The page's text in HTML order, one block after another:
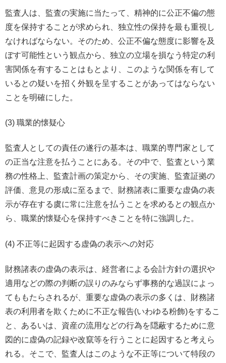
監査人は、監査の実施に当たって、精神的に公正不偏の態
度を保持することが求められ、独立性の保持を最も重視し
なければならない。そのため、公正不偏な態度に影響を及
ぼす可能性という観点から、独立の立場を損なう特定の利
害関係を有することはもとより、このような関係を有して
いるとの疑いを招く外観を呈することがあってはならない
ことを明確にした。
(3) 職業的懐疑心
監査人としての責任の遂行の基本は、職業的専門家として
の正当な注意を払うことにある。その中で、監査という業
務の性格上、監査計画の策定から、その実施、監査証拠の
評価、意見の形成に至るまで、財務諸表に重要な虚偽の表
示が存在する虞に常に注意を払うことを求めるとの観点か
ら、職業的懐疑心を保持すべきことを特に強調した。
(4) 不正等に起因する虚偽の表示への対応
財務諸表の虚偽の表示は、経営者による会計方針の選択や
適用などの際の判断の誤りのみならず事務的な過誤によっ
てももたらされるが、重要な虚偽の表示の多くは、財務諸
表の利用者を欺くために不正な報告(いわゆる粉飾)をするこ
と、あるいは、資産の流用などの行為を隠蔽するために意
図的に虚偽の記録や改竄等を行うことに起因すると考えら
れる。そこで、監査人はこのような不正等について特段の